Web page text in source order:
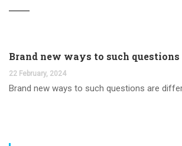
22 February, 2024
Brand new ways to such questions are